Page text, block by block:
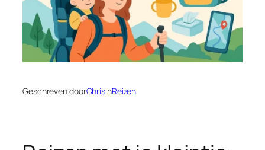
Geschreven doorChrisinReizen